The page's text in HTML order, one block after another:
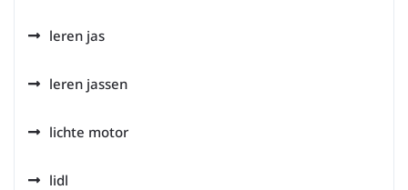
leren jas
leren jassen
lichte motor
lidl